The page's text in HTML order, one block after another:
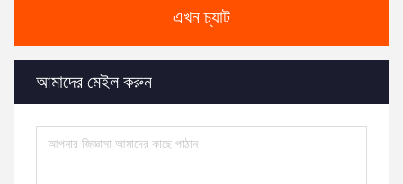
এখন চ্যাট
আমাদের মেইল করুন